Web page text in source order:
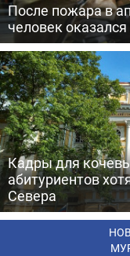
После пожара в
человек
Кадры для
абитуриентов
Севера